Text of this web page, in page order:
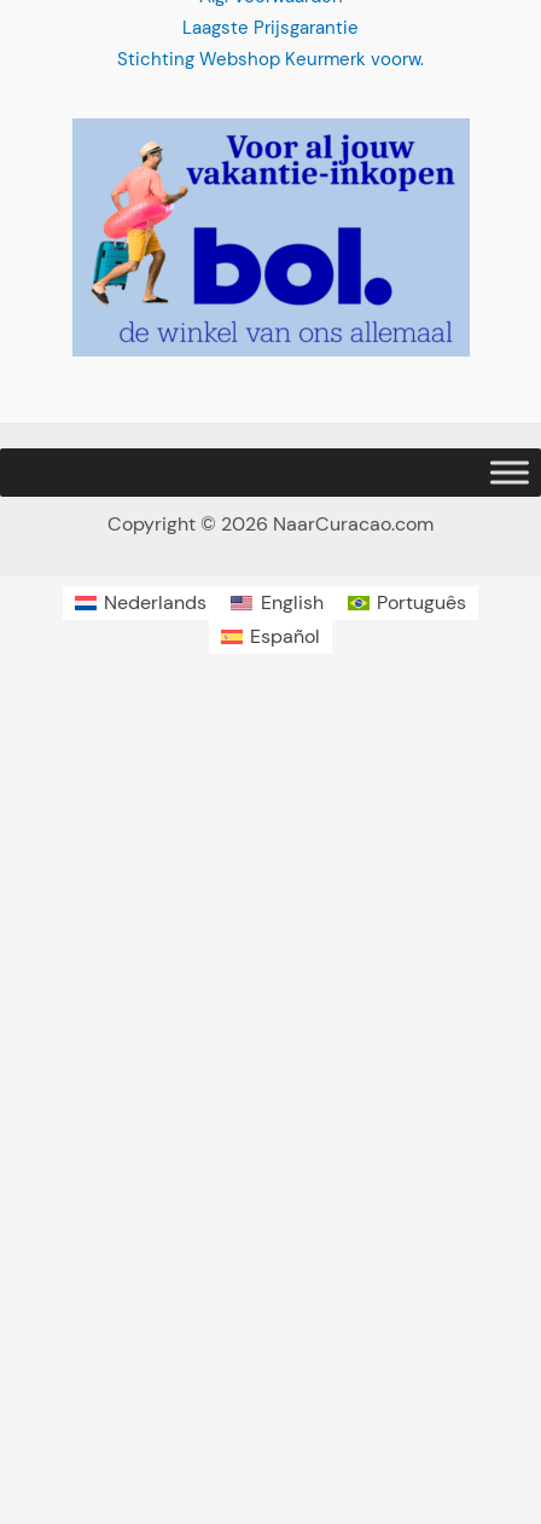
Laagste Prijsgarantie
Stichting Webshop Keurmerk voorw.
Copyright © 2026 NaarCuracao.com
Nederlands English
Português
Español